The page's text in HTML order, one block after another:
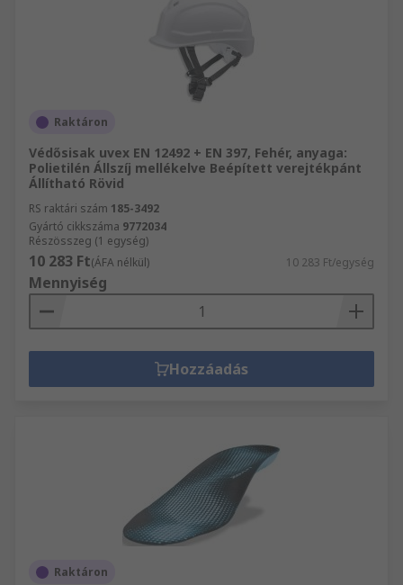
Raktáron
Védősisak uvex EN 12492 + EN 397, Fehér, anyaga:
Polietilén Állszíj mellékelve Beépített verejtékpánt
Állítható Rövid
RS raktári szám 185-3492
Gyártó cikkszáma 9772034
Részösszeg (1 egység)
10 283 Ft(ÁFA nélkül) 10 283 Ft/egység
Mennyiség
Hozzáadás
Raktáron